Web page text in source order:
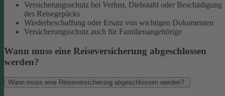
Versicherungsschutz bei Verlust, Diebstahl oder Beschädigung
des Reisegepäcks
Wiederbeschaffung oder Ersatz von wichtigen Dokumenten
Versicherungsschutz auch für Familienangehörige
Wann muss eine Reiseversicherung abgeschlossen
werden?
Wann muss eine Reiseversicherung abgeschlossen werden?